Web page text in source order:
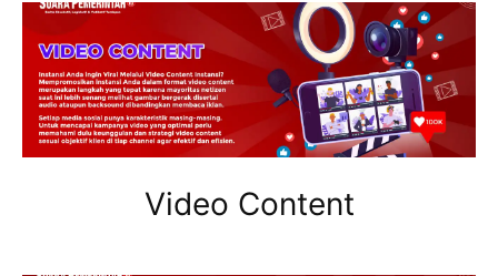
Video Content